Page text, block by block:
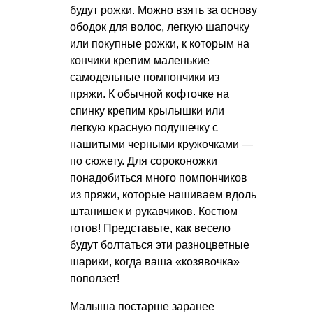
будут рожки. Можно взять за основу
ободок для волос, легкую шапочку
или покупные рожки, к которым на
кончики крепим маленькие
самодельные помпончики из
пряжи. К обычной кофточке на
спинку крепим крылышки или
легкую красную подушечку с
нашитыми черными кружочками —
по сюжету. Для сороконожки
понадобиться много помпончиков
из пряжи, которые нашиваем вдоль
штанишек и рукавчиков. Костюм
готов! Представьте, как весело
будут болтаться эти разноцветные
шарики, когда ваша «козявочка»
поползет!
Малыша постарше заранее